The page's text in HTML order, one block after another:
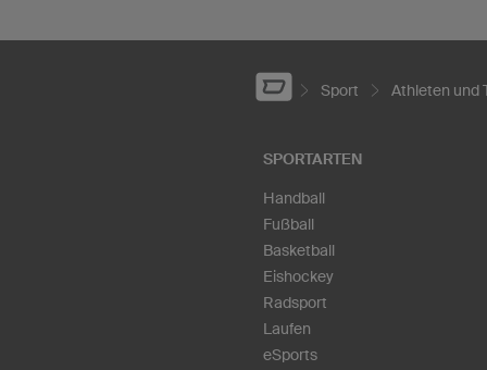
Sport Athleten und
SPORTARTEN
Handball
Fußball
Basketball
Eishockey
Radsport
Laufen
eSports